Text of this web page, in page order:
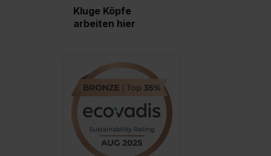
Kluge Köpfe
arbeiten hier